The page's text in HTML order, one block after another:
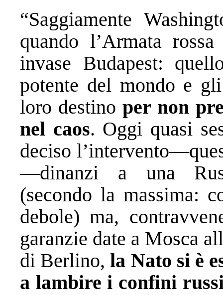
“Saggiamente
quando l’Armata
invase Budapest:
potente del mondo e
loro destino per non
nel caos. Oggi quasi
deciso
—dinanzi a una
(secondo la massima:
debole) ma,
garanzie date a Mosca
di Berlino, la Nato si è
a lambire i confini